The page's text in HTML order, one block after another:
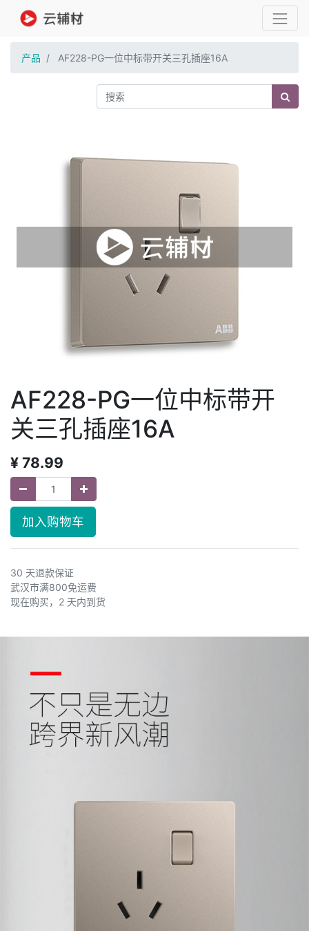
产品 AF228-PG一位中标带开关三孔插座16A
AF228-PG一位中标带开
关三孔插座16A
¥ 78.99
加入购物车
30 天退款保证
武汉市满800免运费
现在购买，2 天内到货